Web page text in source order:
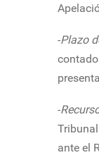
-Plazo
-
ante el